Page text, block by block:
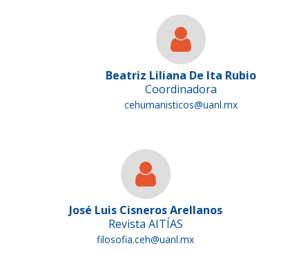
Beatriz Liliana De Ita Rubio
Coordinadora
cehumanisticos@uanl.mx
José Luis Cisneros Arellanos
Revista AITÍAS
filosofia.ceh@uanl.mx